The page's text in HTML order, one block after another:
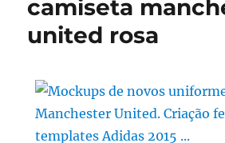
camiseta
united rosa